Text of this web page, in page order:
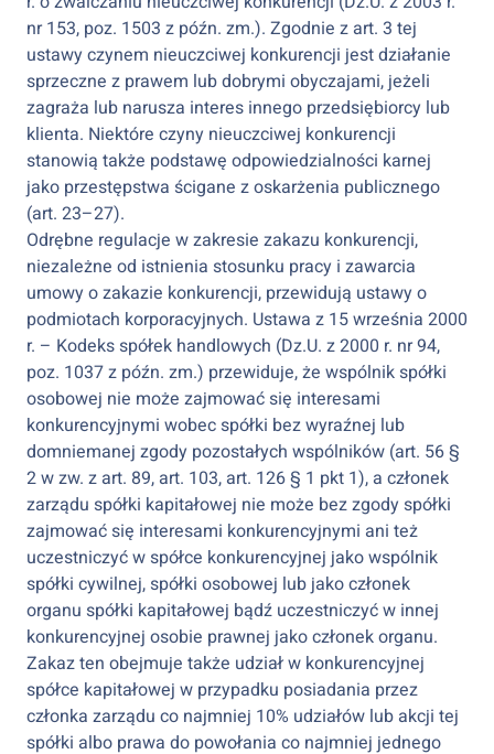
nr 153, poz. 1503 z późn. zm.). Zgodnie z art. 3 tej
ustawy czynem nieuczciwej konkurencji jest działanie
sprzeczne z prawem lub dobrymi obyczajami, jeżeli
zagraża lub narusza interes innego przedsiębiorcy lub
klienta. Niektóre czyny nieuczciwej konkurencji
stanowią także podstawę odpowiedzialności karnej
jako przestępstwa ścigane z oskarżenia publicznego
(art. 23–27).
Odrębne regulacje w zakresie zakazu konkurencji,
niezależne od istnienia stosunku pracy i zawarcia
umowy o zakazie konkurencji, przewidują ustawy o
podmiotach korporacyjnych. Ustawa z 15 września 2000
r. – Kodeks spółek handlowych (Dz.U. z 2000 r. nr 94,
poz. 1037 z późn. zm.) przewiduje, że wspólnik spółki
osobowej nie może zajmować się interesami
konkurencyjnymi wobec spółki bez wyraźnej lub
domniemanej zgody pozostałych wspólników (art. 56 §
2 w zw. z art. 89, art. 103, art. 126 § 1 pkt 1), a członek
zarządu spółki kapitałowej nie może bez zgody spółki
zajmować się interesami konkurencyjnymi ani też
uczestniczyć w spółce konkurencyjnej jako wspólnik
spółki cywilnej, spółki osobowej lub jako członek
organu spółki kapitałowej bądź uczestniczyć w innej
konkurencyjnej osobie prawnej jako członek organu.
Zakaz ten obejmuje także udział w konkurencyjnej
spółce kapitałowej w przypadku posiadania przez
członka zarządu co najmniej 10% udziałów lub akcji tej
spółki albo prawa do powołania co najmniej jednego